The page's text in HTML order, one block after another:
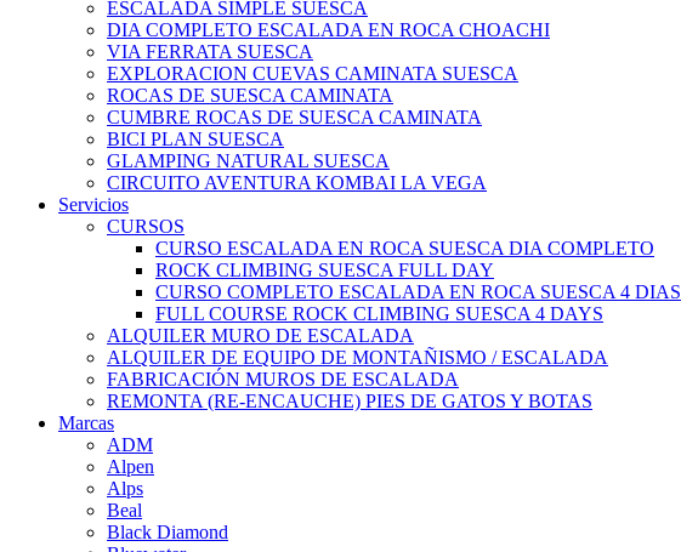
ESCALADA SIMPLE SUESCA
DIA COMPLETO ESCALADA EN ROCA CHOACHI
VIA FERRATA SUESCA
EXPLORACION CUEVAS CAMINATA SUESCA
ROCAS DE SUESCA CAMINATA
CUMBRE ROCAS DE SUESCA CAMINATA
BICI PLAN SUESCA
GLAMPING NATURAL SUESCA
CIRCUITO AVENTURA KOMBAI LA VEGA
Servicios
CURSOS
CURSO ESCALADA EN ROCA SUESCA DIA COMPLETO
ROCK CLIMBING SUESCA FULL DAY
CURSO COMPLETO ESCALADA EN ROCA SUESCA 4 DIAS
FULL COURSE ROCK CLIMBING SUESCA 4 DAYS
ALQUILER MURO DE ESCALADA
ALQUILER DE EQUIPO DE MONTAÑISMO / ESCALADA
FABRICACIÓN MUROS DE ESCALADA
REMONTA (RE-ENCAUCHE) PIES DE GATOS Y BOTAS
Marcas
ADM
Alpen
Alps
Beal
Black Diamond